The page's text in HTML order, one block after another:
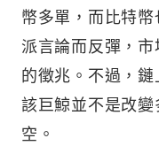
幣多單，而比特
派言論而反彈，
的徵兆。不過，
該巨鯨並不是改
空。